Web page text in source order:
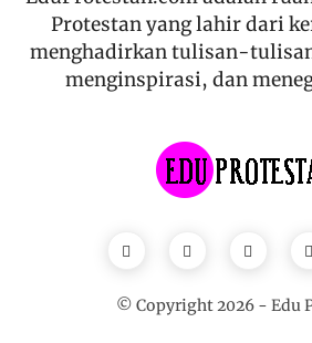
Protestan yang lahir dari
menghadirkan tulisan-
menginspirasi, dan
© Copyright2026 - Edu